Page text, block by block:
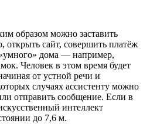
образом можно заставить
открыть сайт, совершить платёж
дома — например,
Человек в этом время будет
от устной речи и
случаях ассистенту можно
отправить сообщение. Если в
интеллект
до 7,6 м.